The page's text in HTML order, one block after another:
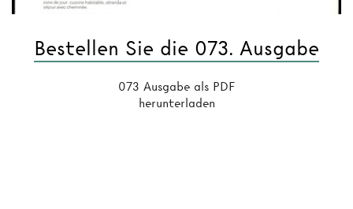
Bestellen Sie die 073. Ausgabe
073 Ausgabe als PDF
herunterladen